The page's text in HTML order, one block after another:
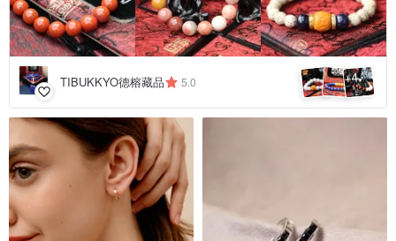
TIBUKKYO德榕藏品 5.0 +4